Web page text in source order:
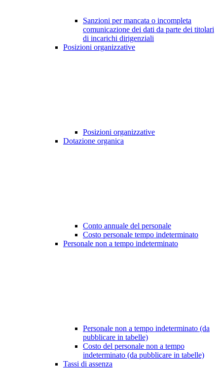
Sanzioni per mancata o incompleta
comunicazione dei dati da parte dei titolari
di incarichi dirigenziali
Posizioni organizzative
Posizioni organizzative
Dotazione organica
Conto annuale del personale
Costo personale tempo indeterminato
Personale non a tempo indeterminato
Personale non a tempo indeterminato (da
pubblicare in tabelle)
Costo del personale non a tempo
indeterminato (da pubblicare in tabelle)
Tassi di assenza